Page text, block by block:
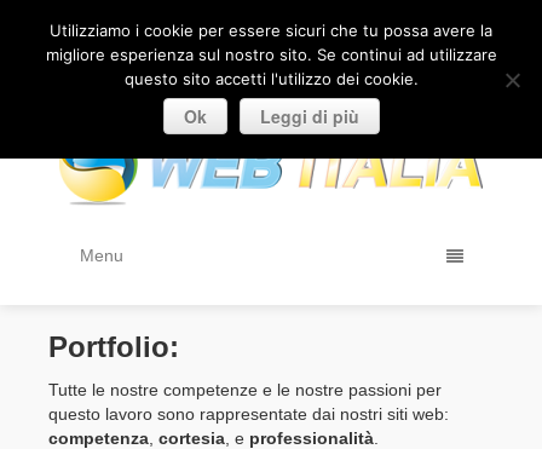
(+39) 333 91 77 566 / Contattaci
Menu
Portfolio:
Tutte le nostre competenze e le nostre passioni per
questo lavoro sono rappresentate dai nostri siti web:
competenza cortesia , e professionalità
Utilizziamo i cookie per essere sicuri che tu possa avere la
migliore esperienza sul nostro sito. Se continui ad utilizzare
questo sito accetti l'utilizzo dei cookie.
Ok Leggi di più